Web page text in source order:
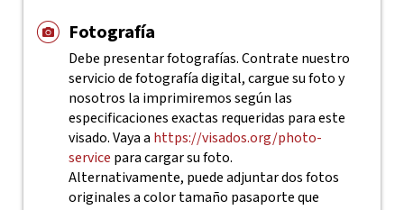
Fotografía
Debe presentar fotografías. Contrate nuestro
servicio de fotografía digital, cargue su foto y
nosotros la imprimiremos según las
especificaciones exactas requeridas para este
visado. Vaya a https://visados.org/photo-
service para cargar su foto.
Alternativamente, puede adjuntar dos fotos
originales a color tamaño pasaporte que